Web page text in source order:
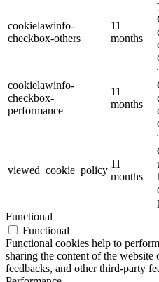
cookielawinfo-
checkbox-others
11
months
cookielawinfo-
checkbox-
performance
11
months
viewed_cookie_policy
11
months
Functional
Functional
Functional cookies help to
sharing the content of the
feedbacks, and other third-party